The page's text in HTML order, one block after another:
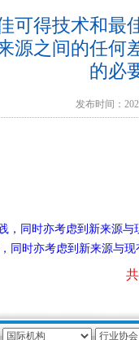
可得技术和最
源之间的任何
的必
发布时间：
，同时亦考虑到新来源
同时亦考虑到新来源与